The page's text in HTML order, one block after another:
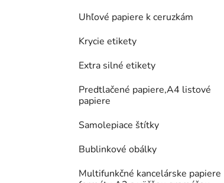
Uhľové papiere k ceruzkám
Krycie etikety
Extra silné etikety
Predtlačené papiere,A4 listové
papiere
Samolepiace štítky
Bublinkové obálky
Multifunkčné kancelárske papiere